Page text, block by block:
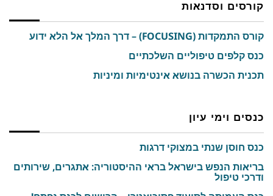
קורסים וסדנאות
קורס התמקדות (FOCUSING) – דרך המלך אל הלא ידוע
כנס קלפים טיפוליים השלכתיים
תכנית הכשרה בנושא אינטימיות ומיניות
כנסים וימי עיון
כנס חוסן שנתי במצוקי דרגות
בריאות הנפש בישראל בראי ההיסטוריה: אתגרים, שירותים
ודרכי טיפול